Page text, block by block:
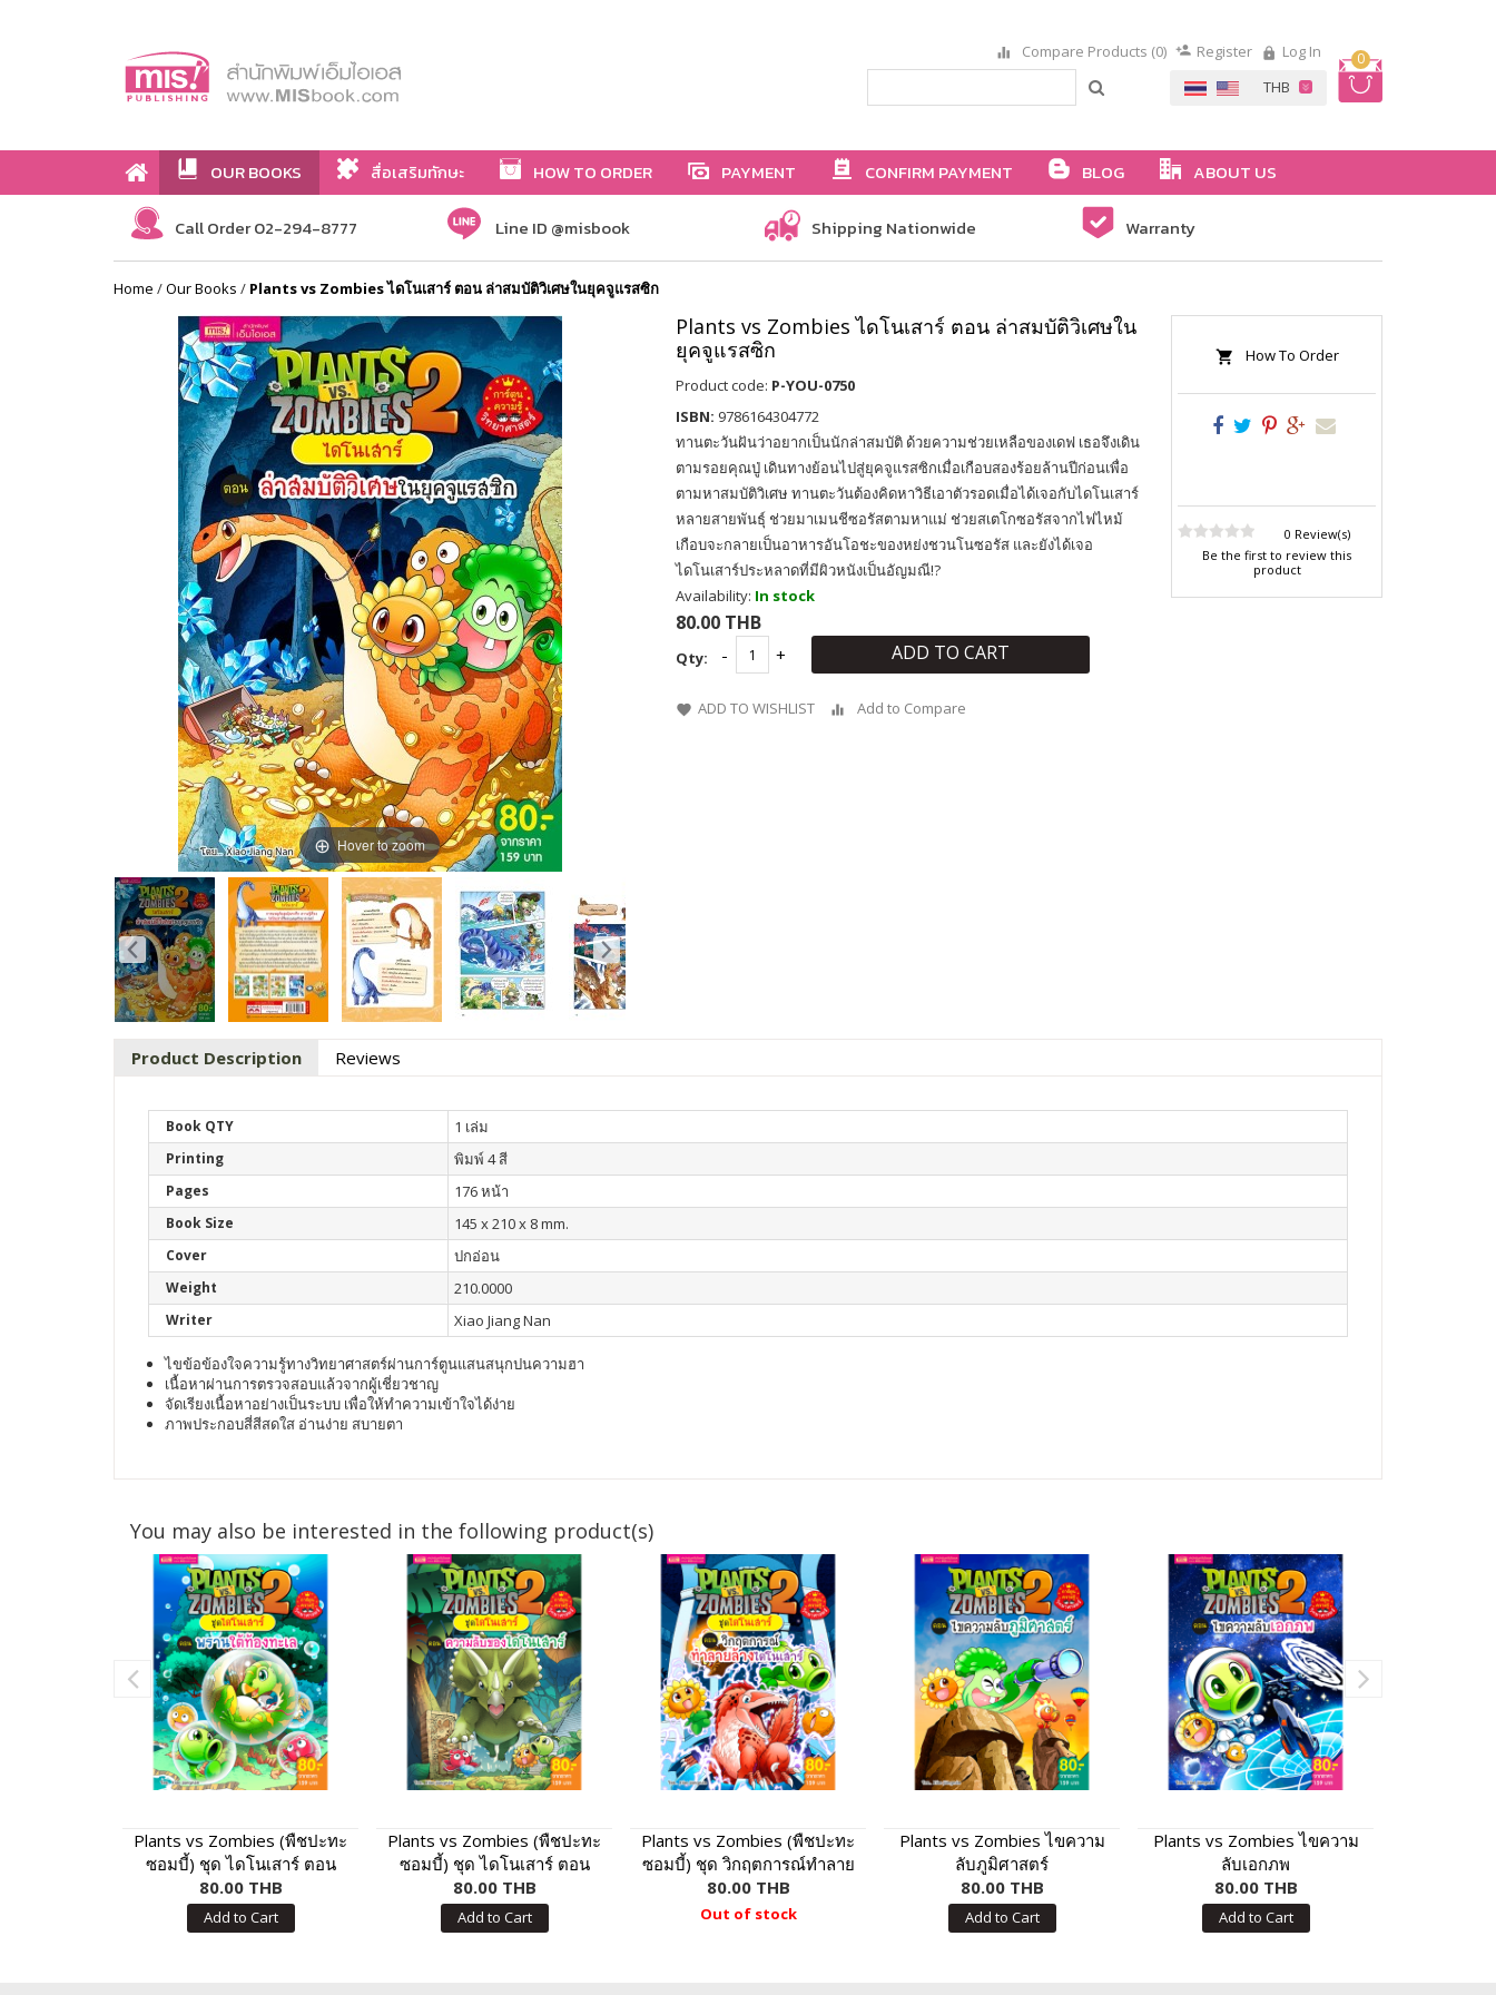
0
Compare Products (0) Register Log In
OUR BOOKS สื่อเสริมทักษะ HOW TO ORDER PAYMENT CONFIRM PAYMENT BLOG ABOUT US
Call Order 02-294-8777 Line ID @misbook Shipping Nationwide Warranty
Home /Our Books / Plants vs Zombies ไดโนเสาร์ ตอน ล่าสมบัติวิเศษในยุคจูแรสซิก
Hover to zoom
Plants vs Zombies ไดโนเสาร์ ตอน ล่าสมบัติวิเศษใน
ยุคจูแรสซิก
Product code: P-YOU-0750
ISBN: 9786164304772
ทานตะวันฝันว่าอยากเป็นนักล่าสมบัติ ด้วยความช่วยเหลือของเดฟ เธอจึงเดิน
ตามรอยคุณปู่ เดินทางย้อนไปสู่ยุคจูแรสซิกเมื่อเกือบสองร้อยล้านปีก่อนเพื่อ
ตามหาสมบัติวิเศษ ทานตะวันต้องคิดหาวิธีเอาตัวรอดเมื่อได้เจอกับไดโนเสาร์
หลายสายพันธุ์ ช่วยมาเมนชีซอรัสตามหาแม่ ช่วยสเตโกซอรัสจากไฟไหม้
เกือบจะกลายเป็นอาหารอันโอชะของหย่งชวนโนซอรัส และยังได้เจอ
ไดโนเสาร์ประหลาดที่มีผิวหนังเป็นอัญมณี!?
Availability: In stock
80.00 THB
Qty: ADD TO CART
ADD TO WISHLIST Add to Compare
How To Order
0 Review(s)
Be the first to review this
product
Product Description Reviews
Book QTY 1 เล่ม
Printing พิมพ์ 4 สี
Pages 176 หน้า
Book Size 145 x 210 x 8 mm.
Cover ปกอ่อน
Weight 210.0000
Writer Xiao Jiang Nan
ไขข้อข้องใจความรู้ทางวิทยาศาสตร์ผ่านการ์ตูนแสนสนุกปนความฮา
เนื้อหาผ่านการตรวจสอบแล้วจากผู้เชี่ยวชาญ
จัดเรียงเนื้อหาอย่างเป็นระบบ เพื่อให้ทำความเข้าใจได้ง่าย
ภาพประกอบสี่สีสดใส อ่านง่าย สบายตา
You may also be interested in the following product(s)
Plants vs Zombies (พืชปะทะ
ซอมบี้) ชุด ไดโนเสาร์ ตอน
พรานใต้ท้องทะเล
80.00 THB
Add to Cart
Plants vs Zombies (พืชปะทะ
ซอมบี้) ชุด ไดโนเสาร์ ตอน
ความลับของไดโนเสาร์
80.00 THB
Add to Cart
Plants vs Zombies (พืชปะทะ
ซอมบี้) ชุด วิกฤตการณ์ทำลาย
ล้างไดโนเสาร์
80.00 THB
Out of stock
Plants vs Zombies ไขความ
ลับภูมิศาสตร์
80.00 THB
Add to Cart
Plants vs Zombies ไขความ
ลับเอกภพ
80.00 THB
Add to Cart